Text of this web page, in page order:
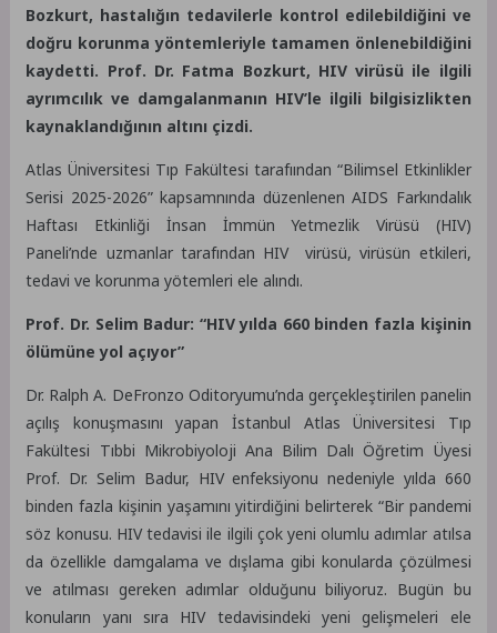
Bozkurt, hastalığın tedavilerle kontrol edilebildiğini ve
doğru korunma yöntemleriyle tamamen önlenebildiğini
kaydetti. Prof. Dr. Fatma Bozkurt, HIV virüsü ile ilgili
ayrımcılık ve damgalanmanın HIV’le ilgili bilgisizlikten
kaynaklandığının altını çizdi.
Atlas Üniversitesi Tıp Fakültesi tarafıından “Bilimsel Etkinlikler
Serisi 2025-2026” kapsamnında düzenlenen AIDS Farkındalık
Haftası Etkinliği İnsan İmmün Yetmezlik Virüsü (HIV)
Paneli’nde uzmanlar tarafından HIV virüsü, virüsün etkileri,
tedavi ve korunma yötemleri ele alındı.
Prof. Dr. Selim Badur: “HIV yılda 660 binden fazla kişinin
ölümüne yol açıyor”
Dr. Ralph A. DeFronzo Oditoryumu’nda gerçekleştirilen panelin
açılış konuşmasını yapan İstanbul Atlas Üniversitesi Tıp
Fakültesi Tıbbi Mikrobiyoloji Ana Bilim Dalı Öğretim Üyesi
Prof. Dr. Selim Badur, HIV enfeksiyonu nedeniyle yılda 660
binden fazla kişinin yaşamını yitirdiğini belirterek “Bir pandemi
söz konusu. HIV tedavisi ile ilgili çok yeni olumlu adımlar atılsa
da özellikle damgalama ve dışlama gibi konularda çözülmesi
ve atılması gereken adımlar olduğunu biliyoruz. Bugün bu
konuların yanı sıra HIV tedavisindeki yeni gelişmeleri ele